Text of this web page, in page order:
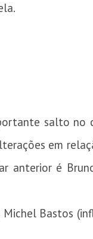
salto no
em
é Bruno
Michel Bastos